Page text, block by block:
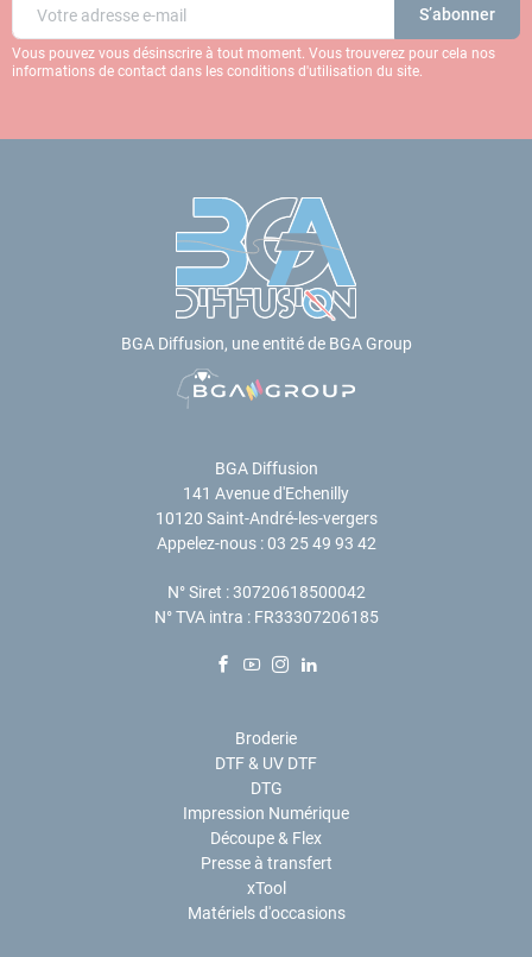
Vous pouvez vous désinscrire à tout moment. Vous trouverez pour cela nos
informations de contact dans les conditions d'utilisation du site.
BGA Diffusion, une entité de BGA Group
BGA Diffusion
141 Avenue d'Echenilly
10120 Saint-André-les-vergers
Appelez-nous :03 25 49 93 42
N° Siret : 30720618500042
N° TVA intra : FR33307206185
Broderie
DTF & UV DTF
DTG
Impression Numérique
Découpe & Flex
Presse à transfert
xTool
Matériels d'occasions